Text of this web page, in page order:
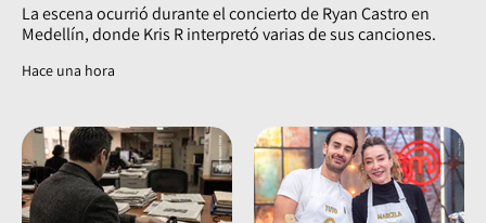
La escena ocurrió durante el concierto de Ryan Castro en
Medellín, donde Kris R interpretó varias de sus canciones.
Hace una hora